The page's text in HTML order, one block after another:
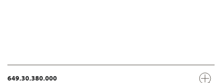
649.30.380.000